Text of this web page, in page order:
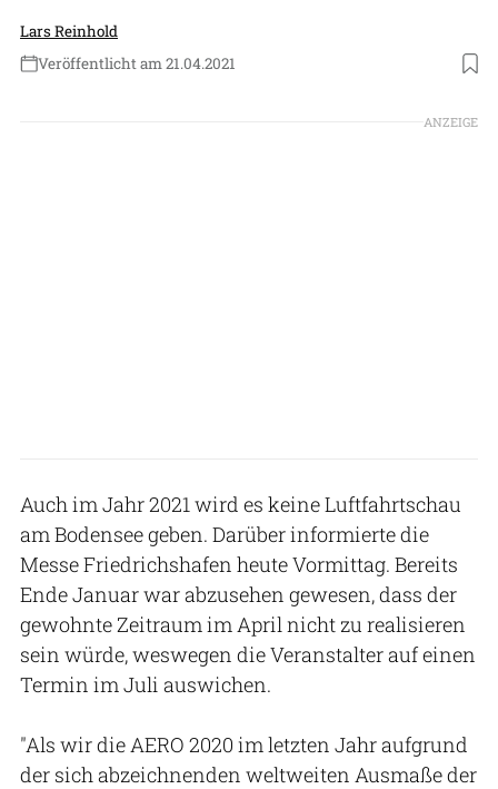
Lars Reinhold
Veröffentlicht am 21.04.2021
Foto: Patrick Holland-Moritz
ANZEIGE
Auch im Jahr 2021 wird es keine Luftfahrtschau
am Bodensee geben. Darüber informierte die
Messe Friedrichshafen heute Vormittag. Bereits
Ende Januar war abzusehen gewesen, dass der
gewohnte Zeitraum im April nicht zu realisieren
sein würde, weswegen die Veranstalter auf einen
Termin im Juli auswichen.
"Als wir die AERO 2020 im letzten Jahr aufgrund
der sich abzeichnenden weltweiten Ausmaße der